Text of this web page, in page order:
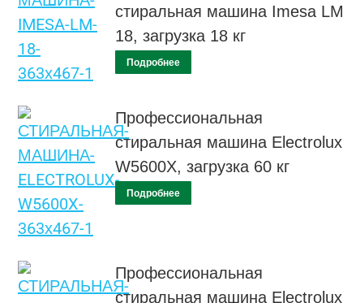
стиральная машина Imesa LM
18, загрузка 18 кг
Подробнее
Профессиональная
стиральная машина Electrolux
W5600X, загрузка 60 кг
Подробнее
Профессиональная
стиральная машина Electrolux